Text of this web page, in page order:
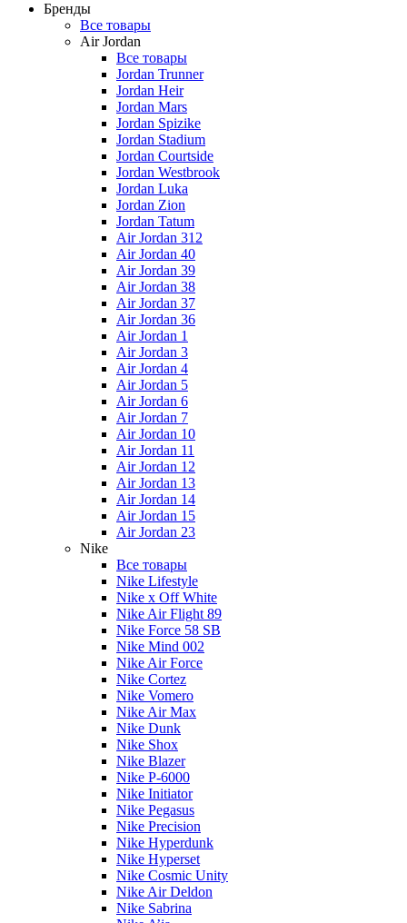
Бренды
Все товары
Air Jordan
Все товары
Jordan Trunner
Jordan Heir
Jordan Mars
Jordan Spizike
Jordan Stadium
Jordan Courtside
Jordan Westbrook
Jordan Luka
Jordan Zion
Jordan Tatum
Air Jordan 312
Air Jordan 40
Air Jordan 39
Air Jordan 38
Air Jordan 37
Air Jordan 36
Air Jordan 1
Air Jordan 3
Air Jordan 4
Air Jordan 5
Air Jordan 6
Air Jordan 7
Air Jordan 10
Air Jordan 11
Air Jordan 12
Air Jordan 13
Air Jordan 14
Air Jordan 15
Air Jordan 23
Nike
Все товары
Nike Lifestyle
Nike x Off White
Nike Air Flight 89
Nike Force 58 SB
Nike Mind 002
Nike Air Force
Nike Cortez
Nike Vomero
Nike Air Max
Nike Dunk
Nike Shox
Nike Blazer
Nike P-6000
Nike Initiator
Nike Pegasus
Nike Precision
Nike Hyperdunk
Nike Hyperset
Nike Cosmic Unity
Nike Air Deldon
Nike Sabrina